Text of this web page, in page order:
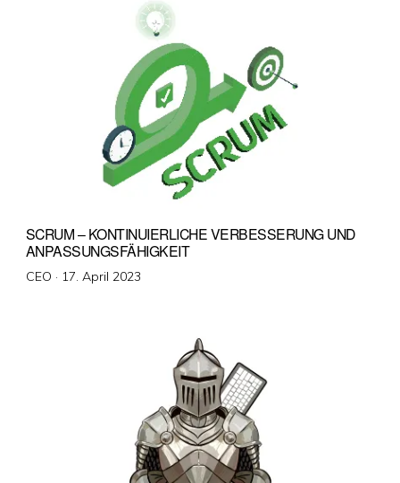
SCRUM – KONTINUIERLICHE VERBESSERUNG UND
ANPASSUNGSFÄHIGKEIT
CEO · Veröffentlicht
17. April 2023